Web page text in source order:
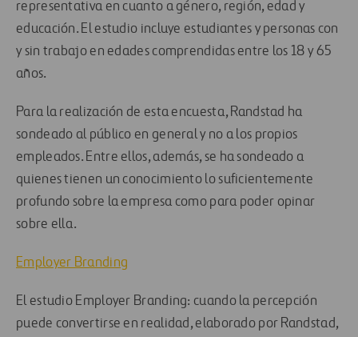
representativa en cuanto a género, región, edad y
educación. El estudio incluye estudiantes y personas con
y sin trabajo en edades comprendidas entre los 18 y 65
años.
Para la realización de esta encuesta, Randstad ha
sondeado al público en general y no a los propios
empleados. Entre ellos, además, se ha sondeado a
quienes tienen un conocimiento lo suficientemente
profundo sobre la empresa como para poder opinar
sobre ella.
Employer Branding
El estudio Employer Branding: cuando la percepción
puede convertirse en realidad, elaborado por Randstad,